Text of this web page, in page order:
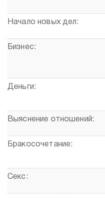
Начало новых дел:
Бизнес:
Деньги:
Выяснение отношений:
Бракосочетание:
Секс: